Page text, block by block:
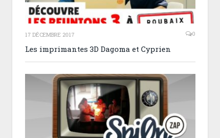
17 DÉCEMBRE 2017 0
Les imprimantes 3D Dagoma et Cyprien